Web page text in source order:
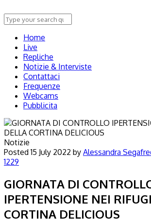
Home
Live
Repliche
Notizie & Interviste
Contattaci
Frequenze
Webcams
Pubblicita
Notizie
Posted15 July 2022 by Alessandra
1229
GIORNATA DI
IPERTENSIONE NEI
CORTINA DELICIOUS